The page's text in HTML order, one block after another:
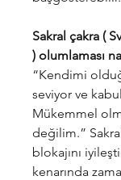
Sakral çakra (
) olumlaması
“Kendimi
seviyor ve
Mükemmel
değilim.”
blokajını
kenarında